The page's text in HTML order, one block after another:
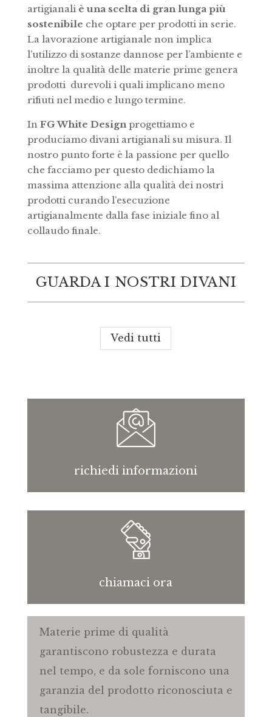
artigianali è una scelta di gran lunga più
sostenibile che optare per prodotti in serie.
La lavorazione artigianale non implica
l’utilizzo di sostanze dannose per l’ambiente e
inoltre la qualità delle materie prime genera
prodotti durevoli i quali implicano meno
rifiuti nel medio e lungo termine.
In FG White Design progettiamo e
produciamo divani artigianali su misura. Il
nostro punto forte è la passione per quello
che facciamo per questo dedichiamo la
massima attenzione alla qualità dei nostri
prodotti curando l’esecuzione
artigianalmente dalla fase iniziale fino al
collaudo finale.
GUARDA I NOSTRI DIVANI
Vedi tutti
richiedi informazioni
chiamaci ora
Materie prime di qualità
garantiscono robustezza e durata
nel tempo, e da sole forniscono una
garanzia del prodotto riconosciuta e
tangibile.